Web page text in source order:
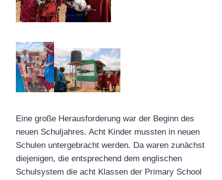
Eine große Herausforderung war der Beginn des
neuen Schuljahres. Acht Kinder mussten in neuen
Schulen untergebracht werden. Da waren zunächst
diejenigen, die entsprechend dem englischen
Schulsystem die acht Klassen der Primary School